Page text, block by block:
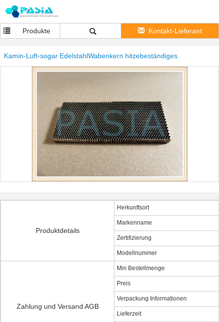
Produkte Kontakt-Lieferant
Kamin-Luft-sogar EdelstahlWabenkern hitzebeständiges
Produktdetails
Herkunftsort
Markenname
Zertifizierung
Modellnummer
Zahlung und Versand AGB
Min Bestellmenge
Preis
Verpackung Informationen
Lieferzeit